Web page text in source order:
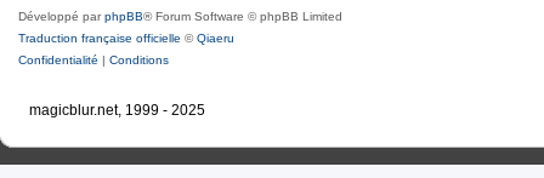
Développé parphpBB® Forum Software © phpBB Limited
Traduction française officielle ©Qiaeru
Confidentialité | Conditions
magicblur.net, 1999 - 2025